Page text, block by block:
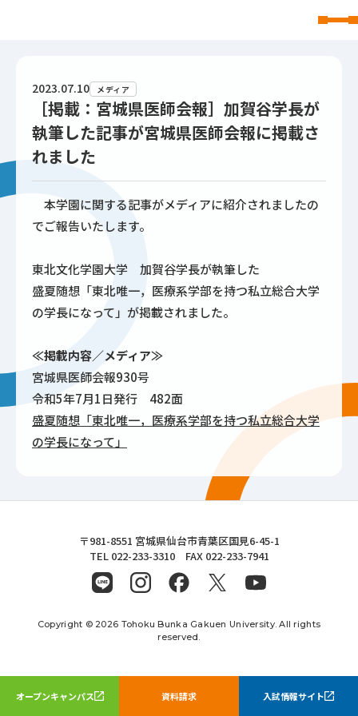
オープンキャンパス 資料請求 入試情報サイト
2023.07.10 メディア
［掲載：宮城県医師会報］加賀谷学長が
執筆した記事が宮城県医師会報に掲載さ
れました
本学園に関する記事がメディアに紹介されましたの
でご報告いたします。
東北文化学園大学 加賀谷学長が執筆した
盛夏随想「東北唯一，医療系学部を持つ私立総合大学
の学長になって」が掲載されました。
≪掲載内容／メディア≫
宮城県医師会報930号
令和5年7月1日発行 482面
盛夏随想「東北唯一，医療系学部を持つ私立総合大学
の学長になって」
東北文化学園大学
〒981-8551 宮城県仙台市青葉区国見6-45-1
TEL 022-233-3310 FAX 022-233-7941
Copyright © 2026 Tohoku Bunka Gakuen University. All rights
reserved.